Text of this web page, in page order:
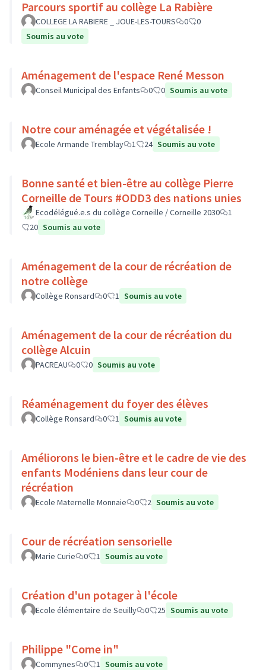
Parcours sportif au collège La Rabière
COLLEGE LA RABIERE _ JOUE-LES-TOURS 0
0
Soumis au vote
Aménagement de l'espace René Messon
Conseil Municipal des Enfants 0 0 Soumis au vote
Notre cour aménagée et végétalisée !
Ecole Armande Tremblay 1 24 Soumis au vote
Bonne santé et bien-être au collège Pierre
Corneille de Tours #ODD3 des nations unies
Ecodélégué.e.s du collège Corneille / Corneille 2030
1
20 Soumis au vote
Aménagement de la cour de récréation de
notre collège
Collège Ronsard 0 1 Soumis au vote
Aménagement de la cour de récréation du
collège Alcuin
PACREAU 0 0 Soumis au vote
Réaménagement du foyer des élèves
Collège Ronsard 0 1 Soumis au vote
Améliorons le bien-être et le cadre de vie des
enfants Modéniens dans leur cour de
récréation
Ecole Maternelle Monnaie 0 2 Soumis au vote
Cour de récréation sensorielle
Marie Curie 0 1 Soumis au vote
Création d'un potager à l'école
Ecole élémentaire de Seuilly 0 25 Soumis au vote
Philippe "Come in"
Commynes 0 1 Soumis au vote